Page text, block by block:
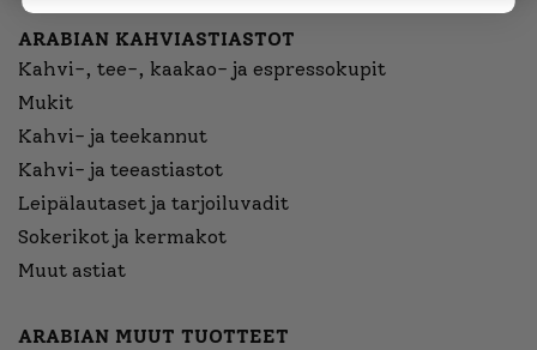
ARABIAN KAHVIASTIASTOT
Kahvi-, tee-, kaakao- ja espressokupit
Mukit
Kahvi- ja teekannut
Kahvi- ja teeastiastot
Leipälautaset ja tarjoiluvadit
Sokerikot ja kermakot
Muut astiat
ARABIAN MUUT TUOTTEET